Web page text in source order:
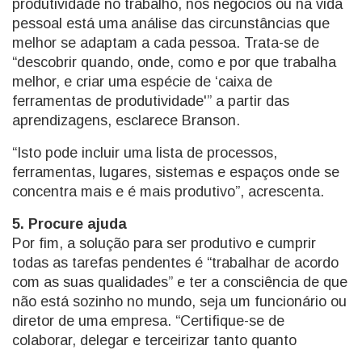
produtividade no trabalho, nos negócios ou na vida
pessoal está uma análise das circunstâncias que
melhor se adaptam a cada pessoa. Trata-se de
“descobrir quando, onde, como e por que trabalha
melhor, e criar uma espécie de ‘caixa de
ferramentas de produtividade'” a partir das
aprendizagens, esclarece Branson.
“Isto pode incluir uma lista de processos,
ferramentas, lugares, sistemas e espaços onde se
concentra mais e é mais produtivo”, acrescenta.
5. Procure ajuda
Por fim, a solução para ser produtivo e cumprir
todas as tarefas pendentes é “trabalhar de acordo
com as suas qualidades” e ter a consciência de que
não está sozinho no mundo, seja um funcionário ou
diretor de uma empresa. “Certifique-se de
colaborar, delegar e terceirizar tanto quanto